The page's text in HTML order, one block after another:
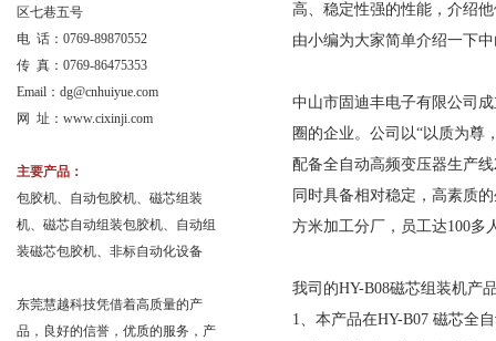
区七巷五号
电 话：0769-89870552
传 真：0769-86475353
Email： dg@cnhuiyue.com
网 址：www.cixinji.com
主要产品：
包胶机、自动包胶机、磁芯组装
机、磁芯自动组装包胶机、自动组
装磁芯包胶机、非标自动化设备
东莞慧越科技凭借着高质量的产
品，良好的信誉，优质的服务，产
高、稳定性强的性能，介绍
由小编为大家简单介绍一下
中山市固迪丰电子有限公司
圈的企业。公司以“以质为尊
配备全自动高频变压器生产
同时具备相对稳定，高素质
方米加工分厂，员工达100多
我司的HY-B08磁芯组装机产
1、本产品在HY-B07 磁芯全